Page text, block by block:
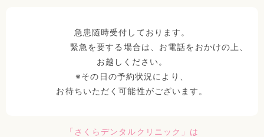
急患随時受付しております。
緊急を要する場合は、お電話をおかけの上、
お越しください。
※その日の予約状況により、
お待ちいただく可能性がございます。
「さくらデンタルクリニック」は